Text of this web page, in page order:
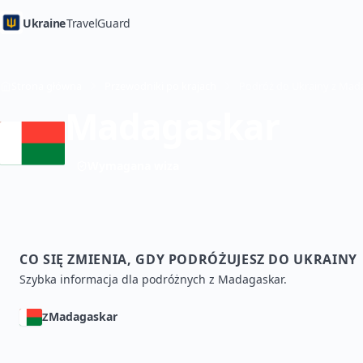
UkraineTravelGuard
CO SIĘ ZMIENIA, GDY PODRÓŻUJESZ DO UKRAINY
Szybka informacja dla podróżnych z Madagaskar.
ZMadagaskar